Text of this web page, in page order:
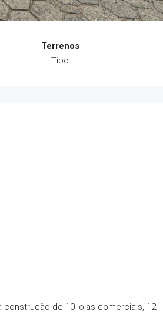
Terrenos
Tipo
de 10 lojas comerciais, 12